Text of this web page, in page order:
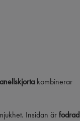
kombinerar
Insidan ärfodrad